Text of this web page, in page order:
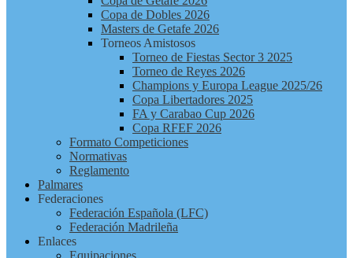
Copa de Dobles 2026
Masters de Getafe 2026
Torneos Amistosos
Torneo de Fiestas Sector 3 2025
Torneo de Reyes 2026
Champions y Europa League 2025/26
Copa Libertadores 2025
FA y Carabao Cup 2026
Copa RFEF 2026
Formato Competiciones
Normativas
Reglamento
Palmares
Federaciones
Federación Española (LFC)
Federación Madrileña
Enlaces
Equipaciones